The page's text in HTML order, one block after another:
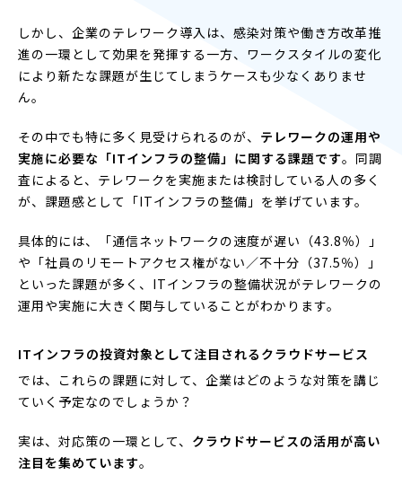
しかし、企業のテレワーク導入は、感染対策や働き方改革推
進の一環として効果を発揮する一方、ワークスタイルの変化
により新たな課題が生じてしまうケースも少なくありませ
ん。
その中でも特に多く見受けられるのが、 テレワークの運用や
実施に必要な「ITインフラの整備」に関する課題です。同調
査によると、テレワークを実施または検討している人の多く
が、課題感として「ITインフラの整備」を挙げています。
具体的には、「通信ネットワークの速度が遅い（43.8％）」
や「社員のリモートアクセス権がない／不十分（37.5％）」
といった課題が多く、ITインフラの整備状況がテレワークの
運用や実施に大きく関与していることがわかります。
ITインフラの投資対象として注目されるクラウドサービス
では、これらの課題に対して、企業はどのような対策を講じ
ていく予定なのでしょうか？
実は、対応策の一環として、 クラウドサービスの活用が高い
注目を集めています。